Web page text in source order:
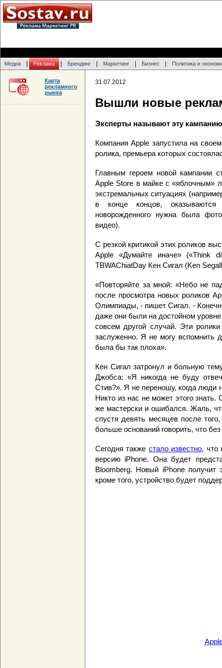
Медиа Реклама Брендинг Маркетинг Бизнес Политика и
31.07.2012
Вышли новые
Эксперты называют эту
Компания Apple запустила на
ролика, премьера которых
Главным героем новой кампании
Apple Store в майке с «яблочным»
экстремальных ситуациях
в конце концов,
новорожденного нужна была
видео).
С резкой критикой этих роликов
Apple «Думайте иначе» («Think
TBWAChiatDay Кен Сигал (Ken
«Повторяйте за мной: «Небо не
после просмотра новых роликов
Олимпиады, - пишет Сигал. -
даже они были на достойном
совсем другой случай. Эти
заслуженно. Я не могу вспомнить
была бы так плоха».
Кен Сигал затронул и больную
Джобса: «Я никогда не буду
Стив?». Я не переношу, когда люди
Никто из нас не может этого
же мастерски и ошибался. Жаль,
спустя девять месяцев после
больше оснований говорить, что
Сегодня также стало известно, что
версию iPhone. Она будет
Bloomberg. Новый iPhone получит
кроме того, устройство будет
Карта
рекламного
рынка